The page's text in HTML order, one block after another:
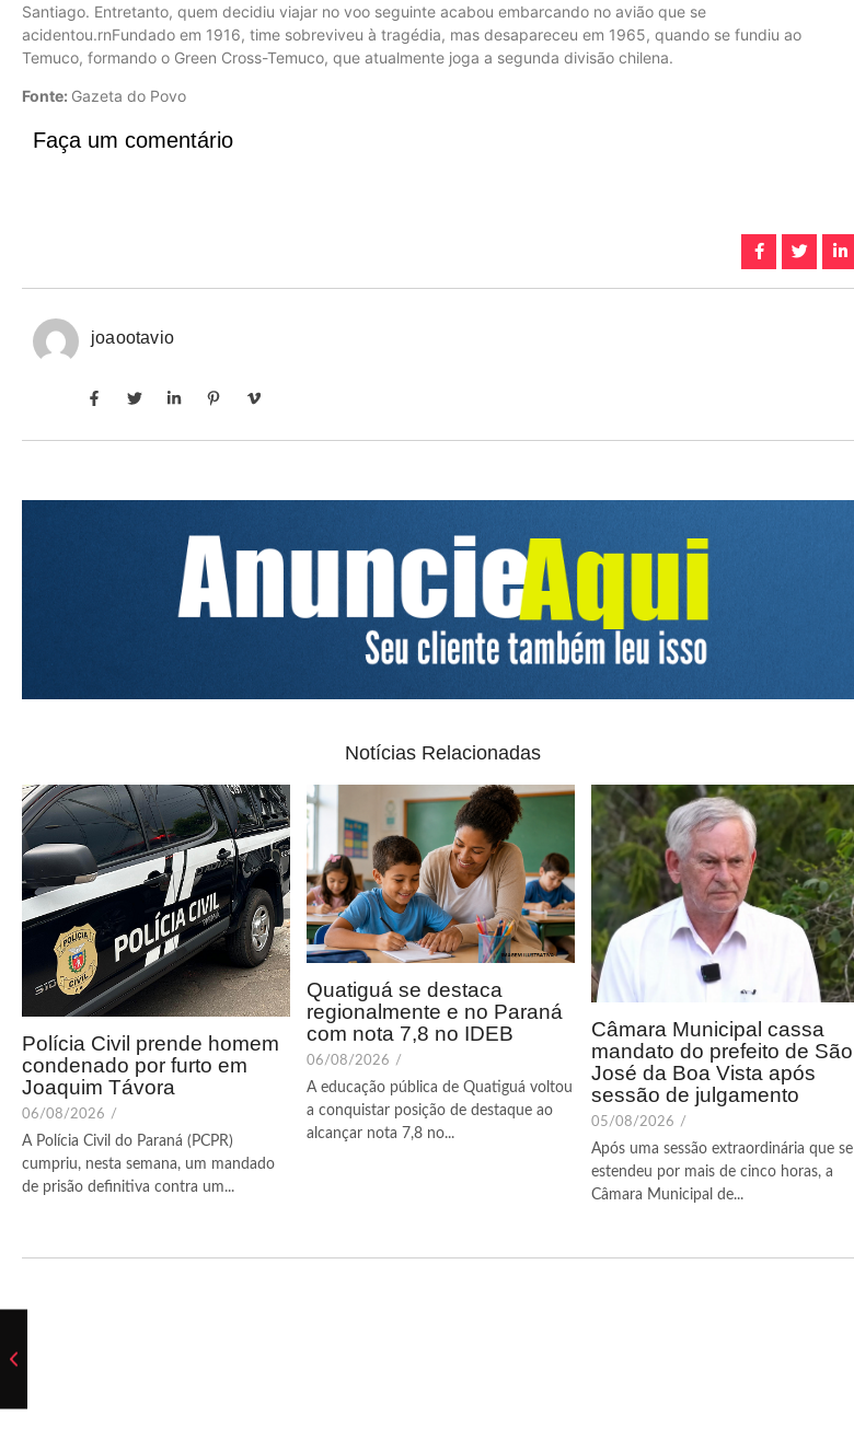
Santiago. Entretanto, quem decidiu viajar no voo seguinte acabou embarcando no avião que se
acidentou.rnFundado em 1916, time sobreviveu à tragédia, mas desapareceu em 1965, quando se fundiu ao
Temuco, formando o Green Cross-Temuco, que atualmente joga a segunda divisão chilena.
Fonte: Gazeta do Povo
Faça um comentário
joaootavio
Notícias Relacionadas
Polícia Civil prende homem
condenado por furto em
Joaquim Távora
06/08/2026 /
A Polícia Civil do Paraná (PCPR)
cumpriu, nesta semana, um mandado
de prisão definitiva contra um...
Quatiguá se destaca
regionalmente e no Paraná
com nota 7,8 no IDEB
06/08/2026 /
A educação pública de Quatiguá voltou
a conquistar posição de destaque ao
alcançar nota 7,8 no...
Câmara Municipal cassa
mandato do prefeito de São
José da Boa Vista após
sessão de julgamento
05/08/2026 /
Após uma sessão extraordinária que se
estendeu por mais de cinco horas, a
Câmara Municipal de...